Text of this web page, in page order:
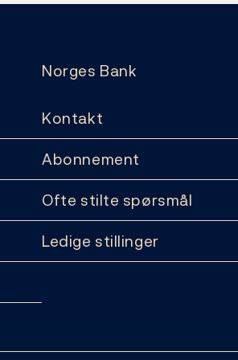
Norges Bank
Kontakt
Abonnement
Ofte stilte spørsmål
Ledige stillinger